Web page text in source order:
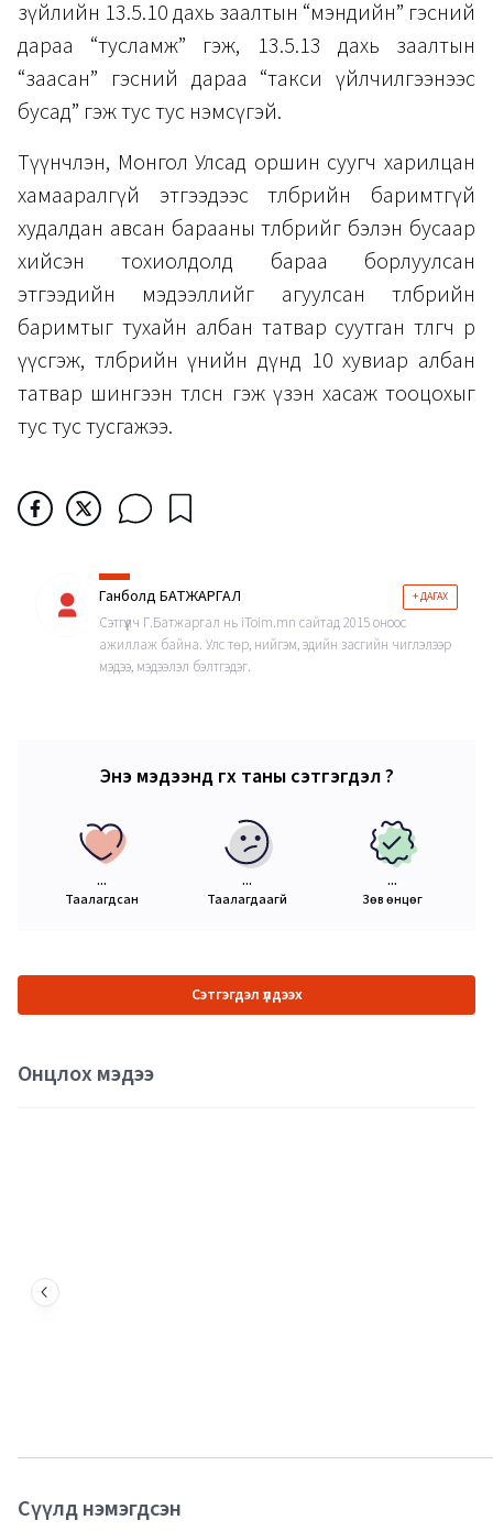
зүйлийн 13.5.10 дахь заалтын “мэндийн” гэсний
дараа “тусламж” гэж, 13.5.13 дахь заалтын
“заасан” гэсний дараа “такси үйлчилгээнээс
бусад” гэж тус тус нэмсүгэй.
Түүнчлэн, Монгол Улсад оршин суугч харилцан
хамааралгүй этгээдээс төлбөрийн баримтгүй
худалдан авсан барааны төлбөрийг бэлэн бусаар
хийсэн тохиолдолд бараа борлуулсан
этгээдийн мэдээллийг агуулсан төлбөрийн
баримтыг тухайн албан татвар суутган төлөгч өөрөө
үүсгэж, төлбөрийн үнийн дүнд 10 хувиар албан
татвар шингээн төлсөн гэж үзэн хасаж тооцохыг
тус тус тусгажээ.
Ганболд БАТЖАРГАЛ + ДАГАХ
Сэтгүүлч Г.Батжаргал нь iToim.mn сайтад 2015 оноос
ажиллаж байна. Улс төр, нийгэм, эдийн засгийн чиглэлээр
мэдээ, мэдээлэл бэлтгэдэг.
Энэ мэдээнд өгөх таны сэтгэгдэл ?
...
Таалагдсан
...
Таалагдаагүй
...
Зөв өнцөг
Сэтгэгдэл үлдээх
Онцлох мэдээ
Сүүлд нэмэгдсэн